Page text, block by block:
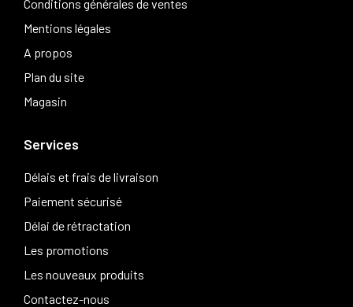
Conditions générales de ventes
Mentions légales
A propos
Plan du site
Magasin
Services
Délais et frais de livraison
Paiement sécurisé
Délai de rétractation
Les promotions
Les nouveaux produits
Contactez-nous